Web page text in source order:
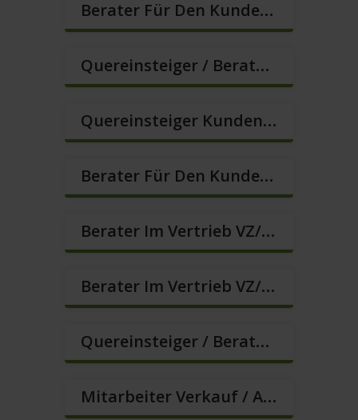
Berater Für Den Kundenservice In VZ/TZ (m/w/d)
Quereinsteiger / Berater Im Vertrieb (m/w/d)
Quereinsteiger Kundenberatung (Außendienst) (m/w/d)
Berater Für Den Kundenservice (m/w/d)
Berater Im Vertrieb VZ/TZ (m/w/d)
Berater Im Vertrieb VZ/TZ (m/w/d)
Quereinsteiger / Berater Im Vertrieb – Ab Sofort (m/w/d)
Mitarbeiter Verkauf / Außendienst (m/w/d)